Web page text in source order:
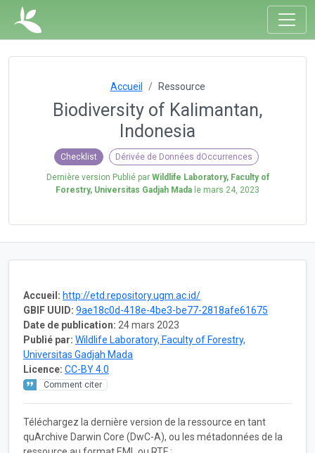
Accueil Ressource
Biodiversity of Kalimantan,
Indonesia
Checklist Dérivée de Données dOccurrences
Dernière version Publié par Wildlife Laboratory, Faculty of
Forestry, Universitas Gadjah Mada le mars 24, 2023
Accueil: http://etd.repository.ugm.ac.id/
GBIF UUID: 9ae18c0d-418e-4be3-be77-2818afe61675
Date de publication: 24 mars 2023
Publié par: Wildlife Laboratory, Faculty of Forestry,
Universitas Gadjah Mada
Licence: CC-BY 4.0
Comment citer
Téléchargez la dernière version de la ressource en tant
quArchive Darwin Core (DwC-A), ou les métadonnées de la